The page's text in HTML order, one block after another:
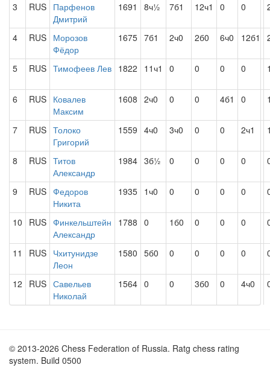
3 RUS Парфенов
Дмитрий
1691 8ч½ 7б1 12ч1 0 0
4 RUS Морозов
Фёдор
1675 7б1 2ч0 2б0 6ч0 12б1
5 RUS Тимофеев Лев 1822 11ч1 0 0 0 0
6 RUS Ковалев
Максим
1608 2ч0 0 0 4б1 0
7 RUS Толоко
Григорий
1559 4ч0 3ч0 0 0 2ч1
8 RUS Титов
Александр
1984 3б½ 0 0 0 0
9 RUS Федоров
Никита
1935 1ч0 0 0 0 0
10 RUS Финкельштейн
Александр
1788 0 1б0 0 0 0
11 RUS Чхитунидзе
Леон
1580 5б0 0 0 0 0
12 RUS Савельев
Николай
1564 0 0 3б0 0 4ч0
© 2013-2026 Chess Federation of Russia. Ratg chess rating
system. Build 0500